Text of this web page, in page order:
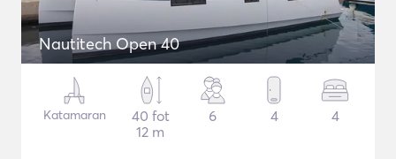
Nautitech Open 40
Katamaran
40 fot
12 m
6 4 4